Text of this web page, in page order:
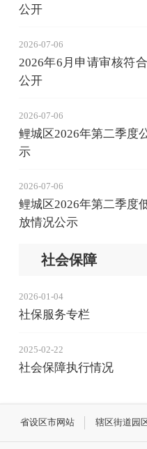
公开
2026-07-06
2026年6月申请审核符
公开
2026-07-06
鲤城区2026年第二季度
示
2026-07-06
鲤城区2026年第二季度
放情况公示
社会保障
2026-01-04
社保服务专栏
2025-02-22
社会保障执行情况
省设区市网站 辖区街道园